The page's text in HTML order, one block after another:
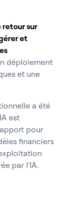
retour sur
et
déploiement
et une
a été
est
pour
financiers
par l'IA.